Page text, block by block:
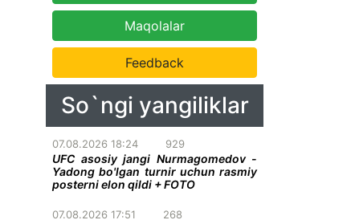
Maqolalar
Feedback
So`ngi yangiliklar
07.08.2026 18:24 929
UFC asosiy jangi Nurmagomedov -
Yadong bo'lgan turnir uchun rasmiy
posterni elon qildi + FOTO
07.08.2026 17:51 268